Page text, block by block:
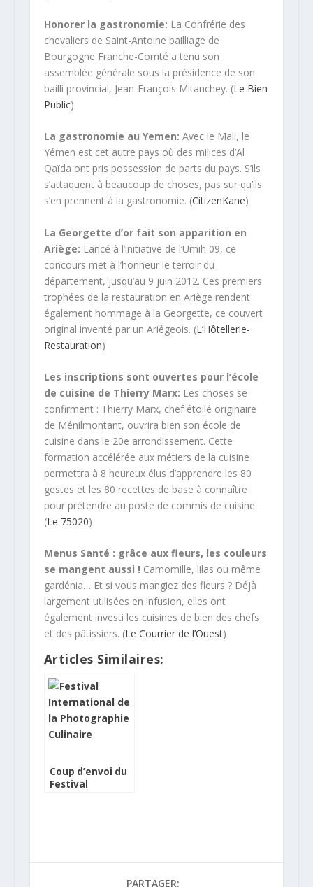
Honorer la gastronomie: La Confrérie des
chevaliers de Saint-Antoine bailliage de
Bourgogne Franche-Comté a tenu son
assemblée générale sous la présidence de son
bailli provincial, Jean-François Mitanchey. (Le Bien
Public)
La gastronomie au Yemen: Avec le Mali, le
Yémen est cet autre pays où des milices d’Al
Qaïda ont pris possession de parts du pays. S’ils
s’attaquent à beaucoup de choses, pas sur qu’ils
s’en prennent à la gastronomie. (CitizenKane)
La Georgette d’or fait son apparition en
Ariège: Lancé à l’initiative de l’Umih 09, ce
concours met à l’honneur le terroir du
département, jusqu’au 9 juin 2012. Ces premiers
trophées de la restauration en Ariège rendent
également hommage à la Georgette, ce couvert
original inventé par un Ariégeois. (L’Hôtellerie-
Restauration)
Les inscriptions sont ouvertes pour l’école
de cuisine de Thierry Marx: Les choses se
confirment : Thierry Marx, chef étoilé originaire
de Ménilmontant, ouvrira bien son école de
cuisine dans le 20e arrondissement. Cette
formation accélérée aux métiers de la cuisine
permettra à 8 heureux élus d’apprendre les 80
gestes et les 80 recettes de base à connaître
pour prétendre au poste de commis de cuisine.
(Le 75020)
Menus Santé : grâce aux fleurs, les couleurs
se mangent aussi ! Camomille, lilas ou même
gardénia… Et si vous mangiez des fleurs ? Déjà
largement utilisées en infusion, elles ont
également investi les cuisines de bien des chefs
et des pâtissiers. (Le Courrier de l’Ouest)
Articles Similaires:
Coup d’envoi du
Festival
PARTAGER: